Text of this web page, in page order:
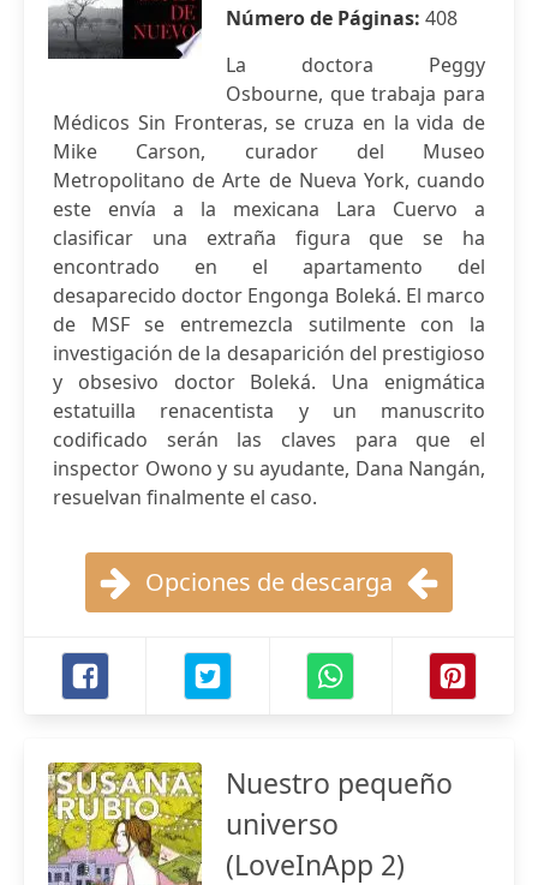
Número de Páginas: 408
La doctora Peggy
Osbourne, que trabaja para
Médicos Sin Fronteras, se cruza en la vida de
Mike Carson, curador del Museo
Metropolitano de Arte de Nueva York, cuando
este envía a la mexicana Lara Cuervo a
clasificar una extraña figura que se ha
encontrado en el apartamento del
desaparecido doctor Engonga Boleká. El marco
de MSF se entremezcla sutilmente con la
investigación de la desaparición del prestigioso
y obsesivo doctor Boleká. Una enigmática
estatuilla renacentista y un manuscrito
codificado serán las claves para que el
inspector Owono y su ayudante, Dana Nangán,
resuelvan finalmente el caso.
Opciones de descarga
Nuestro pequeño
universo
(LoveInApp 2)